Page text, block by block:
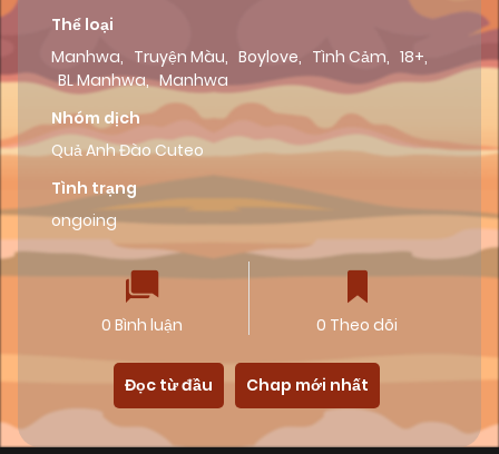
Thể loại
Manhwa, Truyện Màu, Boylove, Tình Cảm, 18+,
BL Manhwa, Manhwa
Nhóm dịch
Quả Anh Đào Cuteo
Tình trạng
ongoing
0 Bình luận 0 Theo dõi
Đọc từ đầu Chap mới nhất